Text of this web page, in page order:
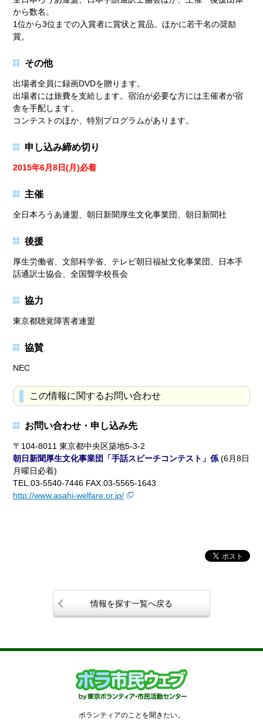
から数名。
1位から3位までの入賞者に賞状と賞品。ほかに若干名の奨励
賞。
その他
出場者全員に録画DVDを贈ります。
出場者には旅費を支給します。宿泊が必要な方には主催者が宿
舎を手配します。
コンテストのほか、特別プログラムがあります。
申し込み締め切り
2015年6月8日(月)必着
主催
全日本ろうあ連盟、朝日新聞厚生文化事業団、朝日新聞社
後援
厚生労働省、文部科学省、テレビ朝日福祉文化事業団、日本手
話通訳士協会、全国聾学校長会
協力
東京都聴覚障害者連盟
協賛
NEC
この情報に関するお問い合わせ
お問い合わせ・申し込み先
〒104-8011 東京都中央区築地5-3-2
朝日新聞厚生文化事業団「手話スピーチコンテスト」係(6月8日
月曜日必着)
TEL.03-5540-7446 FAX.03-5565-1643
http://www.asahi-welfare.or.jp/
情報を探す一覧へ戻る
ボランティアのことを聞きたい。